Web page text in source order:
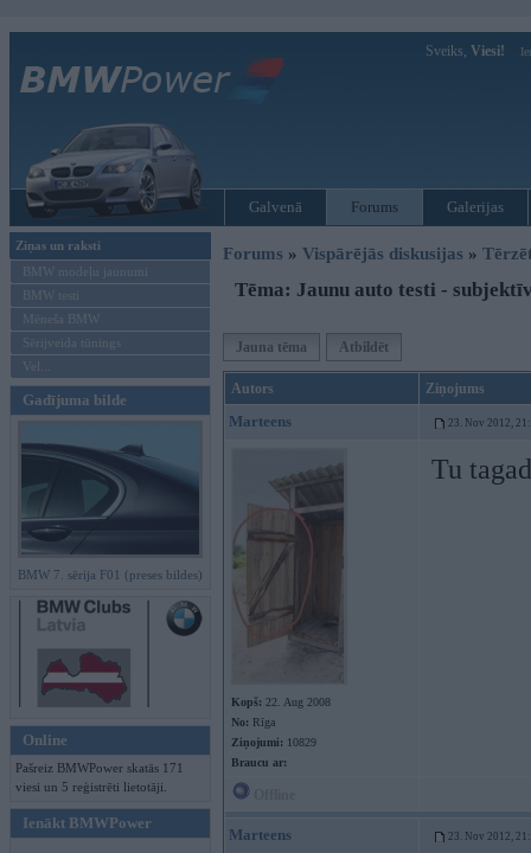
Sveiks, Viesi!
Galvenā Forums Galerijas
Ziņas un raksti
BMW modeļu jaunumi
BMW testi
Mēneša BMW
Sērijveida tūnings
Vel...
Gadījuma bilde
BMW 7. sērija F01 (preses bildes)
Online
Pašreiz BMWPower skatās 171
viesi un 5 reģistrēti lietotāji.
Ienākt BMWPower
Forums » Vispārējās diskusijas »
Tēma: Jaunu auto testi -
Jauna tēma Atbildēt
Autors Ziņojums
Marteens 23. Nov 2012,
Kopš: 22. Aug 2008
No: Rīga
Ziņojumi: 10829
Braucu ar:
Tu
Marteens 23. Nov 2012,